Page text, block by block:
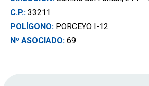
C.P.: 33211
POLÍGONO: PORCEYO I-12
Nº ASOCIADO: 69